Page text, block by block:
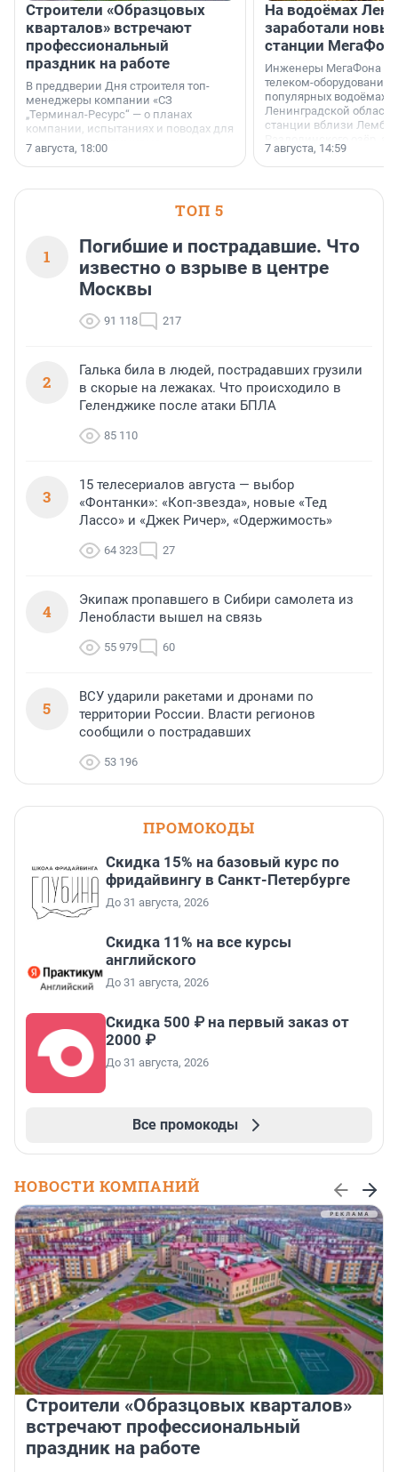
Строители «Образцовых
кварталов» встречают
профессиональный
праздник на работе
В преддверии Дня строителя топ-
менеджеры компании «СЗ
„Терминал-Ресурс“ — о планах
компании, испытаниях и поводах для
осторожного оптимизма.
7 августа, 18:00
На водоёмах
заработали
станции
Инженеры МегаФона
телеком-оборудование
популярных водоёмах
Ленинградской
станции вблизи
недалеко от Большого
водопада.
7 августа, 14:59
ТОП 5
1
Погибшие и пострадавшие. Что
известно о взрыве в центре
Москвы
91 118 217
2
Галька била в людей, пострадавших грузили
в скорые на лежаках. Что происходило в
Геленджике после атаки БПЛА
85 110
3
15 телесериалов августа — выбор
«Фонтанки»: «Коп-звезда», новые «Тед
Лассо» и «Джек Ричер», «Одержимость»
64 323 27
4
Экипаж пропавшего в Сибири самолета из
Ленобласти вышел на связь
55 979 60
5
ВСУ ударили ракетами и дронами по
территории России. Власти регионов
сообщили о пострадавших
53 196
ПРОМОКОДЫ
Скидка 15% на базовый курс по
фридайвингу в Санкт-Петербурге
До 31 августа, 2026
Скидка 11% на все курсы
английского
До 31 августа, 2026
Скидка 500 ₽ на первый заказ от
2000 ₽
До 31 августа, 2026
Все промокоды
НОВОСТИ КОМПАНИЙ
Строители «Образцовых кварталов»
встречают профессиональный
праздник на работе